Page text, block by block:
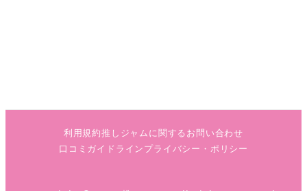
利用規約推しジャムに関するお問い合わせ
口コミガイドラインプライバシー・ポリシー